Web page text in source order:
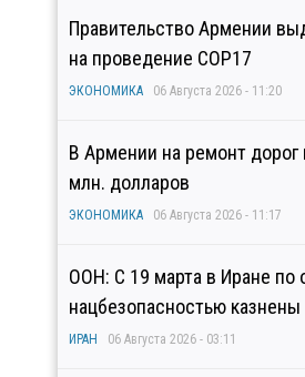
Правительство Армении
на проведение COP17
ЭКОНОМИКА 06 Августа 2026 - 11:20
В Армении на ремонт
млн. долларов
ЭКОНОМИКА 06 Августа 2026 - 11:17
ООН: С 19 марта в Иране по
нацбезопасностью
ИРАН 06 Августа 2026 - 03:11